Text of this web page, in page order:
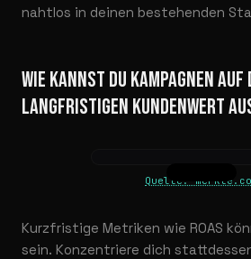
nahtlos in deinen bestehenden
WIE KANNST DU KAMPAGNEN AUF
LANGFRISTIGEN KUNDENWERT
Quelle:
Kurzfristige Metriken wie ROAS
sein. Konzentriere dich